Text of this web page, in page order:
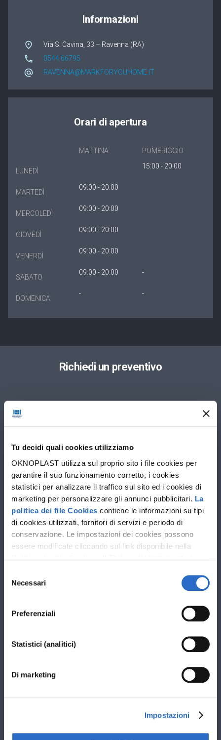
Tu decidi quali cookies utilizziamo
OKNOPLAST utilizza sul proprio sito i file cookies per
garantire il suo funzionamento corretto, i cookies
statistici per analizzare il traffico sul sito ed i cookies di
marketing per personalizzare gli annunci pubblicitari. La
politica dei file Cookies contiene le informazioni su tipi
di cookies utilizzati, fornitori di servizi e periodo di
conservazione. Le impostazioni dei cookies possono
essere modificate cliccando sul link disponibile nella
trattamento dei dati personali e sui diritti che ti spettano
delNecessari
Preferenziali
Statistici (analitici)
Di marketing
Impostazioni
Winergetic Premium
Koncept Plus
Informazioni
Via S. Cavina, 33 – Ravenna (RA)
0544 66795
RAVENNA@MARKFORYOUHOME.IT
Orari di apertura
MATTINA POMERIGGIO
LUNEDÌ
15:00 - 20:00
MARTEDÌ
09:00 - 20:00
MERCOLEDÌ
09:00 - 20:00
GIOVEDÌ
09:00 - 20:00
VENERDÌ
09:00 - 20:00
SABATO
09:00 - 20:00 -
DOMENICA
- -
Richiedi un preventivo
Azienda
Progettista
I campi contrassegnati con * sono obbligatori.
PVC